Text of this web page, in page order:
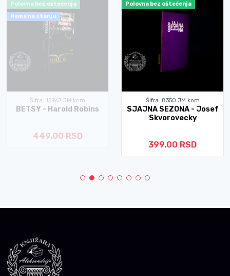
Polovna bez oštećenja
Nema na stanju
Šifra: 15967 JM:kom
BETSY - Harold Robins
449.00 RSD
Polovna bez oštećenja
Šifra: 8350 JM:kom
SJAJNA SEZONA - Josef
Skvorovecky
399.00 RSD